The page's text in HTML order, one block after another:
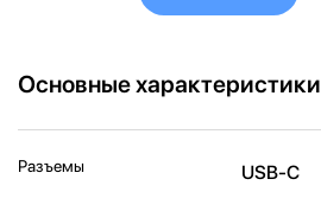
Основные характеристики
Разъемы USB‑C